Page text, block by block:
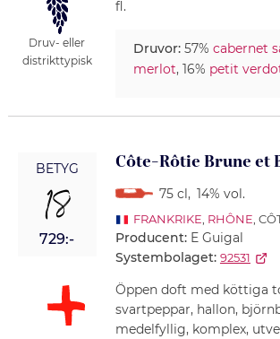
Druv- eller
distrikttypisk
fl.
Druvor:57% cabernet
merlot, 16% petit
BETYG
18
729:-
Côte-Rôtie Brune et
75 cl , 14% vol.
FRANKRIKE, RHÔNE,
Producent: E Guigal
Systembolaget: 92531
Öppen doft med köttiga
svartpeppar, hallon,
medelfyllig, komplex,